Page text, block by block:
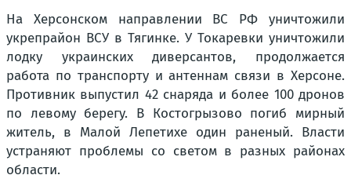
На Херсонском направлении ВС РФ уничтожили
укрепрайон ВСУ в Тягинке. У Токаревки уничтожили
лодку украинских диверсантов, продолжается
работа по транспорту и антеннам связи в Херсоне.
Противник выпустил 42 снаряда и более 100 дронов
по левому берегу. В Костогрызово погиб мирный
житель, в Малой Лепетихе один раненый. Власти
устраняют проблемы со светом в разных районах
области.